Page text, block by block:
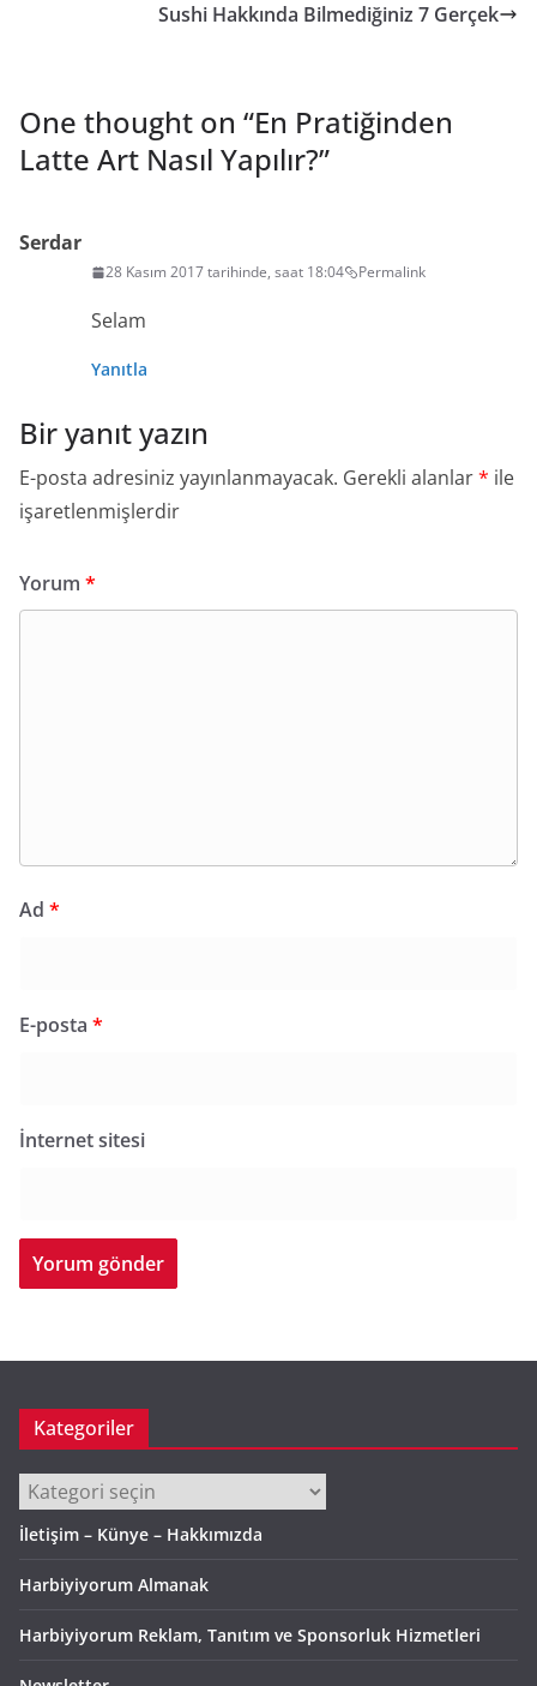
Sushi Hakkında Bilmediğiniz 7 Gerçek
One thought on “En Pratiğinden
Latte Art Nasıl Yapılır?”
Serdar
28 Kasım 2017 tarihinde, saat 18:04 Permalink
Selam
Yanıtla
Bir yanıt yazın
E-posta adresiniz yayınlanmayacak. Gerekli alanlar* ile
işaretlenmişlerdir
Yorum *
Ad *
E-posta *
İnternet sitesi
Kategoriler
Kategoriler
İletişim – Künye – Hakkımızda
Harbiyiyorum Almanak
Harbiyiyorum Reklam, Tanıtım ve Sponsorluk Hizmetleri